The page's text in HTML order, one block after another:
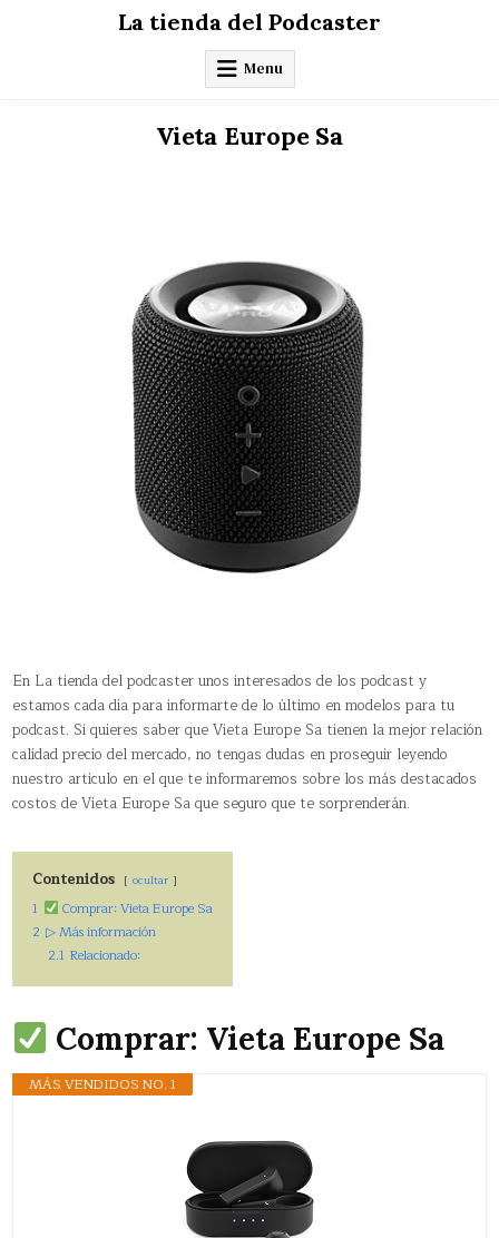
La tienda del Podcaster
Menu
Vieta Europe Sa
En La tienda del podcaster unos interesados de los podcast y
estamos cada día para informarte de lo último en modelos para tu
podcast. Si quieres saber que Vieta Europe Sa tienen la mejor relación
calidad precio del mercado, no tengas dudas en proseguir leyendo
nuestro articulo en el que te informaremos sobre los más destacados
costos de Vieta Europe Sa que seguro que te sorprenderán.
Contenidos ocultar
1
Comprar: Vieta Europe Sa
2 ▷ Más información
2.1 Relacionado:
Comprar: Vieta Europe Sa
MÁS VENDIDOS NO. 1